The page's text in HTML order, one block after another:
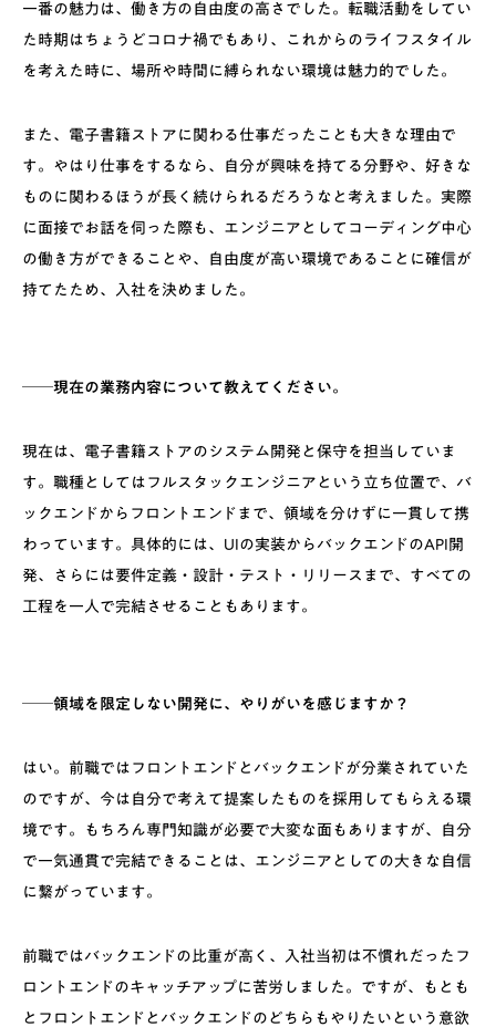
一番の魅力は、働き方の自由度の高さでした。転職活動をしてい
た時期はちょうどコロナ禍でもあり、これからのライフスタイル
を考えた時に、場所や時間に縛られない環境は魅力的でした。
また、電子書籍ストアに関わる仕事だったことも大きな理由で
す。やはり仕事をするなら、自分が興味を持てる分野や、好きな
ものに関わるほうが長く続けられるだろうなと考えました。実際
に面接でお話を伺った際も、エンジニアとしてコーディング中心
の働き方ができることや、自由度が高い環境であることに確信が
持てたため、入社を決めました。
──現在の業務内容について教えてください。
現在は、電子書籍ストアのシステム開発と保守を担当していま
す。職種としてはフルスタックエンジニアという立ち位置で、バ
ックエンドからフロントエンドまで、領域を分けずに一貫して携
わっています。具体的には、UIの実装からバックエンドのAPI開
発、さらには要件定義・設計・テスト・リリースまで、すべての
工程を一人で完結させることもあります。
──領域を限定しない開発に、やりがいを感じますか？
はい。前職ではフロントエンドとバックエンドが分業されていた
のですが、今は自分で考えて提案したものを採用してもらえる環
境です。もちろん専門知識が必要で大変な面もありますが、自分
で一気通貫で完結できることは、エンジニアとしての大きな自信
に繋がっています。
前職ではバックエンドの比重が高く、入社当初は不慣れだったフ
ロントエンドのキャッチアップに苦労しました。ですが、もとも
とフロントエンドとバックエンドのどちらもやりたいという意欲